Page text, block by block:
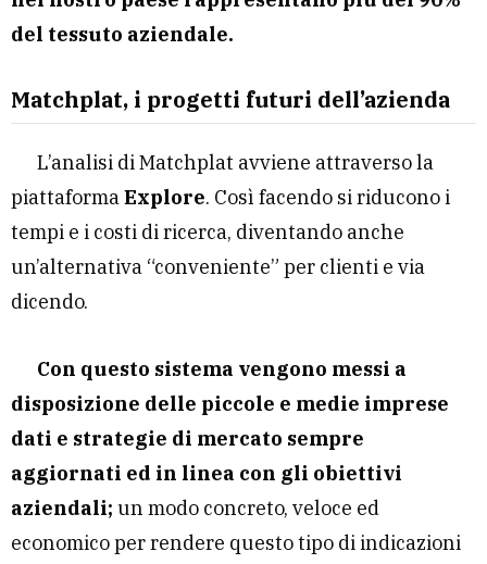
del tessuto aziendale.
Matchplat, i progetti futuri dell’azienda
L’analisi di Matchplat avviene attraverso la
piattaformaExplore. Così facendo si riducono i
tempi e i costi di ricerca, diventando anche
un’alternativa “conveniente” per clienti e via
dicendo.
Con questo sistema vengono messi a
disposizione delle piccole e medie imprese
dati e strategie di mercato sempre
aggiornati ed in linea con gli obiettivi
aziendali; un modo concreto, veloce ed
economico per rendere questo tipo di indicazioni